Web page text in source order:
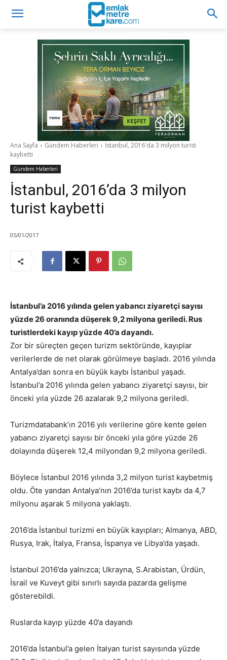
Ana Sayfa Gündem Haberleri
İstanbul, 2016'da 3 milyon turist
kaybetti
Gündem Haberleri
İstanbul, 2016’da 3 milyon
turist kaybetti
05/01/2017
İstanbul’a 2016 yılında gelen yabancı ziyaretçi sayısı
yüzde 26 oranında düşerek 9,2 milyona geriledi. Rus
turistlerdeki kayıp yüzde 40’a dayandı.
Zor bir süreçten geçen turizm sektöründe, kayıplar
verilerlerde de net olarak görülmeye başladı. 2016 yılında
Antalya’dan sonra en büyük kaybı İstanbul yaşadı.
İstanbul’a 2016 yılında gelen yabancı ziyaretçi sayısı, bir
önceki yıla yüzde 26 azalarak 9,2 milyona geriledi.
Turizmdatabank’ın 2016 yılı verilerine göre kente gelen
yabancı ziyaretçi sayısı bir önceki yıla göre yüzde 26
dolayında düşerek 12,4 milyondan 9,2 milyona geriledi.
Böylece İstanbul 2016 yılında 3,2 milyon turist kaybetmiş
oldu. Öte yandan Antalya’nın 2016’da turist kaybı da 4,7
milyonu aşarak 5 milyona yaklaştı.
2016’da İstanbul turizmi en büyük kayıpları; Almanya, ABD,
Rusya, Irak, İtalya, Fransa, İspanya ve Libya’da yaşadı.
İstanbul 2016’da yalnızca; Ukrayna, S.Arabistan, Ürdün,
İsrail ve Kuveyt gibi sınırlı sayıda pazarda gelişme
gösterebildi.
Ruslarda kayıp yüzde 40’a dayandı
2016’da İstanbul’a gelen İtalyan turist sayısında yüzde